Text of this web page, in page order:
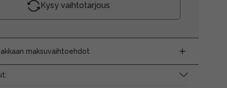
Kysy vaihtotarjous
maksuvaihtoehdot